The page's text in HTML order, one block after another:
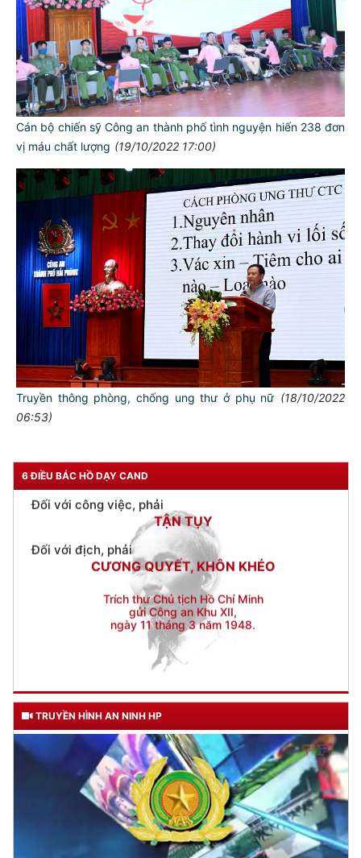
Cán bộ chiến sỹ Công an thành phố tình nguyện hiến 238 đơn
vị máu chất lượng (19/10/2022 17:00)
Truyền thông phòng, chống ung thư ở phụ nữ (18/10/2022
06:53)
6 ĐIỀU BÁC HỒ DẠY CAND
TƯ CÁCH
NGƯỜI CÔNG AN CÁCH MỆNH LÀ:
Đối với tự mình, phải
CẦN, KIỆM, LIÊM, CHÍNH
Đối với đồng sự, phải
THÂN ÁI GIÚP ĐỠ
Đối với chính phủ, phải
TUYỆT ĐỐI TRUNG THÀNH
Đối với nhân dân, phải
TẬN TỤY
Đối với địch, phải
CƯƠNG QUYẾT, KHÔN KHÉO
Trích thư Chủ tịch Hồ Chí Minh
gửi Công an Khu XII,
ngày 11 tháng 3 năm 1948.
TRUYỀN HÌNH AN NINH HP